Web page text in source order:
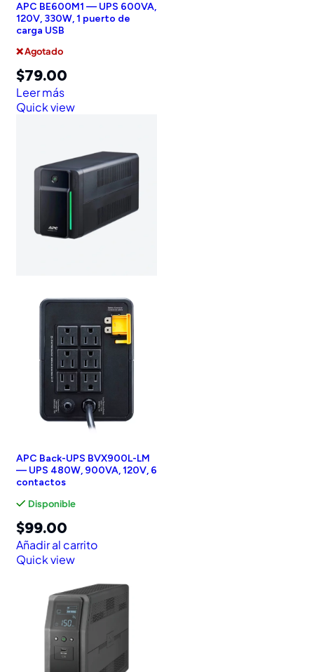
APC BE600M1 — UPS 600VA,
120V, 330W, 1 puerto de
carga USB
❌ Agotado
$79.00
Leer más
Quick view
APC Back-UPS BVX900L-LM
— UPS 480W, 900VA, 120V, 6
contactos
Disponible
$99.00
Añadir al carrito
Quick view